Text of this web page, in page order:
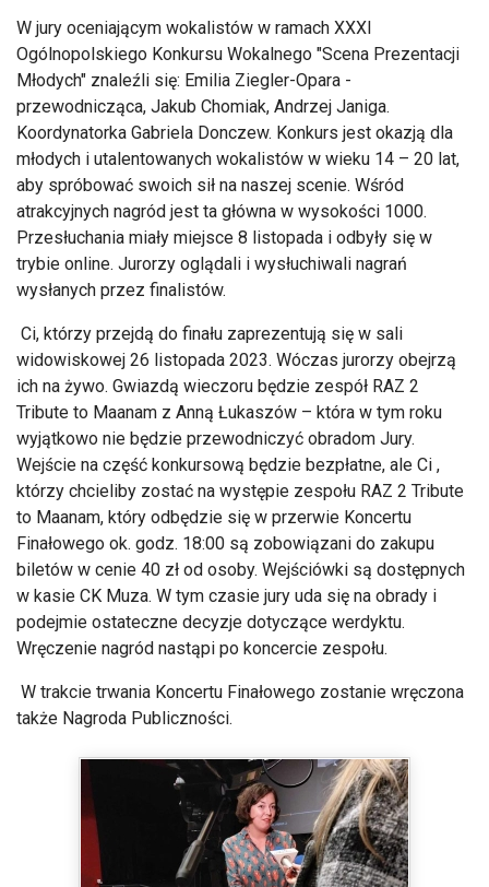
W jury oceniającym wokalistów w ramach XXXI
Ogólnopolskiego Konkursu Wokalnego "Scena Prezentacji
Młodych" znaleźli się: Emilia Ziegler-Opara -
przewodnicząca, Jakub Chomiak, Andrzej Janiga.
Koordynatorka Gabriela Donczew. Konkurs jest okazją dla
młodych i utalentowanych wokalistów w wieku 14 – 20 lat,
aby spróbować swoich sił na naszej scenie. Wśród
atrakcyjnych nagród jest ta główna w wysokości 1000.
Przesłuchania miały miejsce 8 listopada i odbyły się w
trybie online. Jurorzy oglądali i wysłuchiwali nagrań
wysłanych przez finalistów.
Ci, którzy przejdą do finału zaprezentują się w sali
widowiskowej 26 listopada 2023. Wóczas jurorzy obejrzą
ich na żywo. Gwiazdą wieczoru będzie zespół RAZ 2
Tribute to Maanam z Anną Łukaszów – która w tym roku
wyjątkowo nie będzie przewodniczyć obradom Jury.
Wejście na część konkursową będzie bezpłatne, ale Ci ,
którzy chcieliby zostać na występie zespołu RAZ 2 Tribute
to Maanam, który odbędzie się w przerwie Koncertu
Finałowego ok. godz. 18:00 są zobowiązani do zakupu
biletów w cenie 40 zł od osoby. Wejściówki są dostępnych
w kasie CK Muza. W tym czasie jury uda się na obrady i
podejmie ostateczne decyzje dotyczące werdyktu.
Wręczenie nagród nastąpi po koncercie zespołu.
W trakcie trwania Koncertu Finałowego zostanie wręczona
także Nagroda Publiczności.